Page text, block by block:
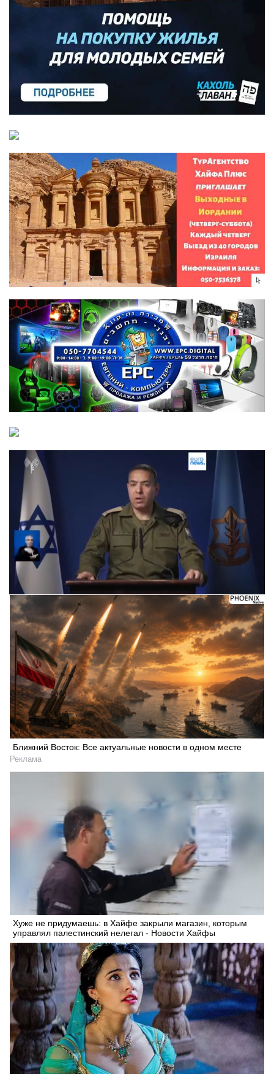
Ближний Восток: Все актуальные новости в одном месте
Реклама
Хуже не придумаешь: в Хайфе закрыли магазин, которым
управлял палестинский нелегал - Новости Хайфы